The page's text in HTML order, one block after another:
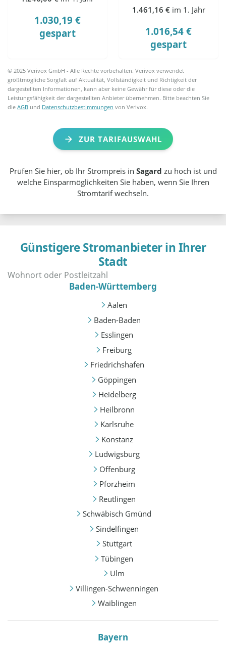
1.030,19 €
gespart
1.461,16 € im 1. Jahr
1.016,54 €
gespart
© 2025 Verivox GmbH - Alle Rechte vorbehalten. Verivox verwendet
größtmögliche Sorgfalt auf Aktualität, Vollständigkeit und Richtigkeit der
dargestellten Informationen, kann aber keine Gewähr für diese oder die
Leistungsfähigkeit der dargestellten Anbieter übernehmen. Bitte beachten Sie
dieAGB und Datenschutzbestimmungen von Verivox.
ZUR TARIFAUSWAHL
Prüfen Sie hier, ob Ihr Strompreis in Sagard zu hoch ist und
welche Einsparmöglichkeiten Sie haben, wenn Sie Ihren
Stromtarif wechseln.
Günstigere Stromanbieter in Ihrer
Stadt
Baden-Württemberg
Aalen
Baden-Baden
Esslingen
Freiburg
Friedrichshafen
Göppingen
Heidelberg
Heilbronn
Karlsruhe
Konstanz
Ludwigsburg
Offenburg
Pforzheim
Reutlingen
Schwäbisch Gmünd
Sindelfingen
Stuttgart
Tübingen
Ulm
Villingen-Schwenningen
Waiblingen
Bayern